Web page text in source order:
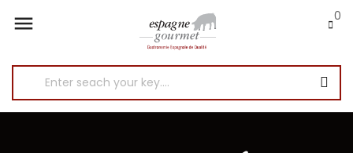
 0